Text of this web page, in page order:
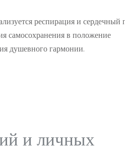
респирация и сердечный
самосохранения в положение
душевного гармонии.
и личных